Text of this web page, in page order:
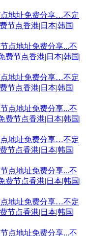
点地址免费分享…不定
节点香港|日本|韩国|
点地址免费分享…不定
节点香港|日本|韩国|
点地址免费分享…不定
节点香港|日本|韩国|
点地址免费分享…不定
节点香港|日本|韩国|